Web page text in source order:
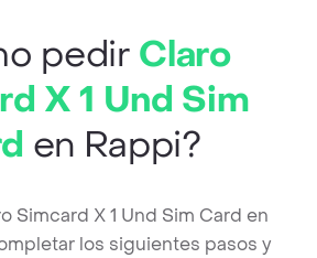
pedir Claro
X 1 Und Sim
en Rappi?
Simcard X 1 Und Sim Card en
los siguientes pasos y